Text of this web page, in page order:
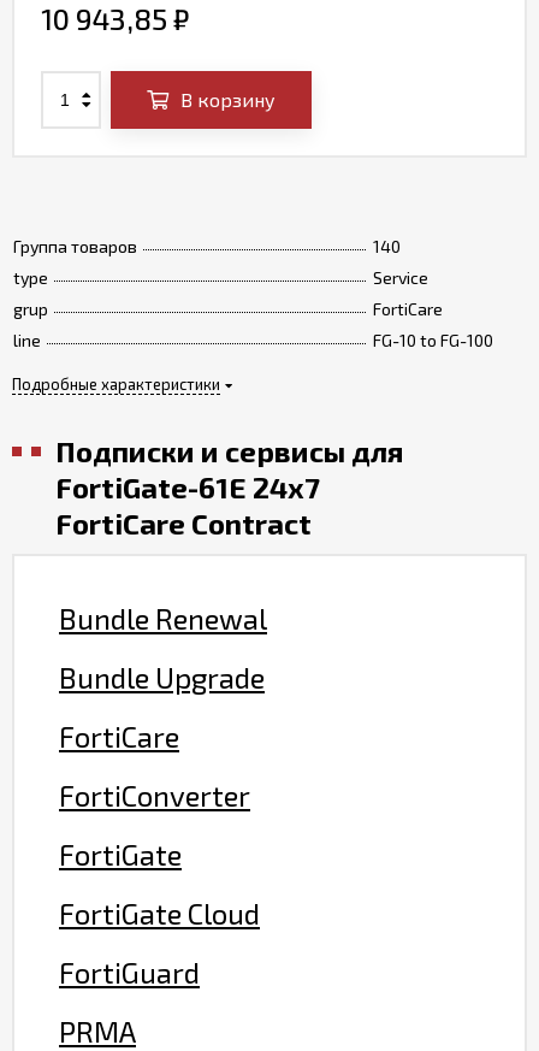
Группа товаров
140
type
Service
grup
FortiCare
line
FG-10 to FG-100
Подробные характеристики
10 943,85 ₽
В корзину
Подписки и сервисы для
FortiGate-61E 24x7
FortiCare Contract
Bundle Renewal
Bundle Upgrade
FortiCare
FortiConverter
FortiGate
FortiGate Cloud
FortiGuard
PRMA